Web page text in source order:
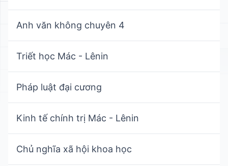
Anh văn không chuyên 4
Triết học Mác - Lênin
Pháp luật đại cương
Kinh tế chính trị Mác - Lênin
Chủ nghĩa xã hội khoa học